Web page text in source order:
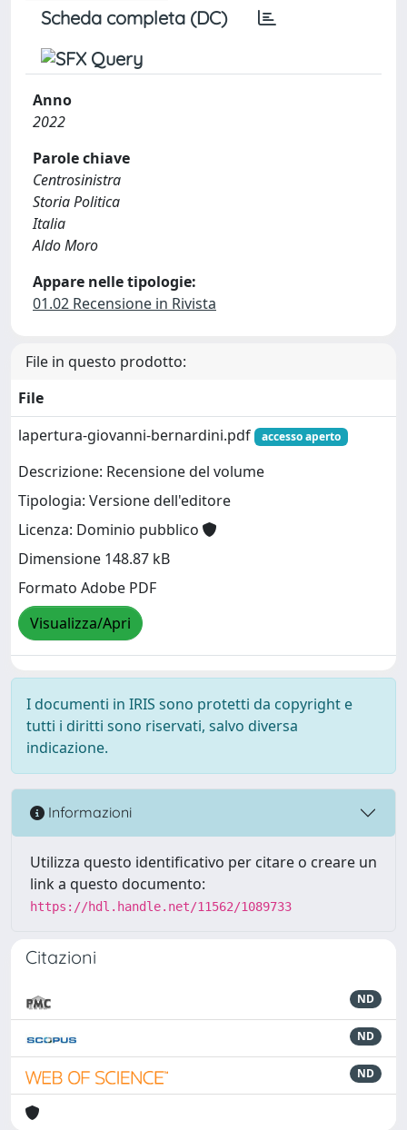
Scheda completa (DC)
Anno
2022
Parole chiave
Centrosinistra
Storia Politica
Italia
Aldo Moro
Appare nelle tipologie:
01.02 Recensione in Rivista
File in questo prodotto:
File
lapertura-giovanni-bernardini.pdf
accesso aperto
Descrizione: Recensione del volume
Tipologia: Versione dell'editore
Licenza: Dominio pubblico
Dimensione 148.87 kB
Formato Adobe PDF
Visualizza/Apri
I documenti in IRIS sono protetti da copyright e
tutti i diritti sono riservati, salvo diversa
indicazione.
Informazioni
Utilizza questo identificativo per citare o creare un
link a questo documento:
https://hdl.handle.net/11562/1089733
Citazioni
ND
ND
ND